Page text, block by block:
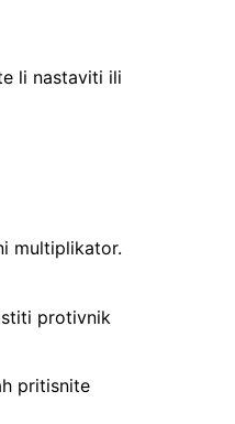
li nastaviti ili
multiplikator.
protivnik
pritisnite